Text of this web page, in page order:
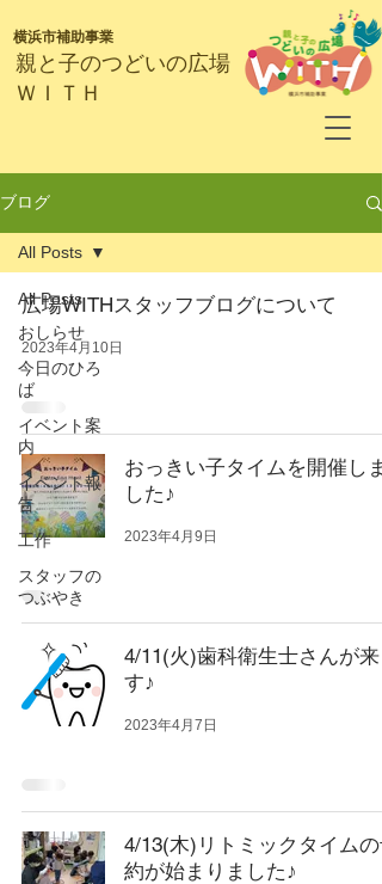
​親と子のつどいの広場
ＷＩＴＨ
横浜市補助事業
ブログ
All Posts
おしらせ
今日のひろ
ば
イベント案
内
イベント報
告
工作
スタッフの
つぶやき
All Posts
広場WITHスタッフブログについて
2023年4月10日
おっきい子タイムを開催しま
した♪
2023年4月9日
4/11(火)歯科衛生士さんが来
す♪
2023年4月7日
4/13(木)リトミックタイムの
約が始まりました♪